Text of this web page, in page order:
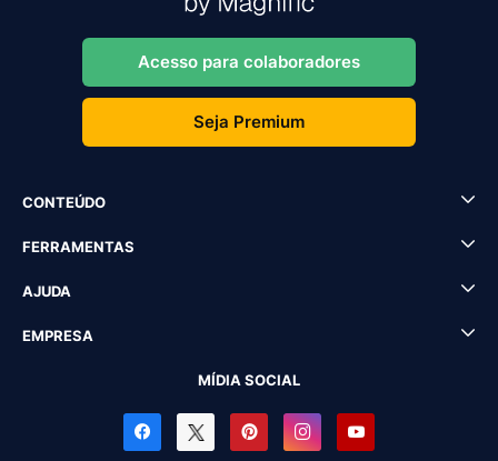
Acesso para colaboradores
Seja Premium
CONTEÚDO
FERRAMENTAS
AJUDA
EMPRESA
MÍDIA SOCIAL